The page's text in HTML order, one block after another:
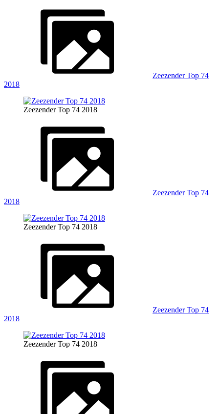
Zeezender Top 74
2018
Zeezender Top 74 2018
Zeezender Top 74
2018
Zeezender Top 74 2018
Zeezender Top 74
2018
Zeezender Top 74 2018